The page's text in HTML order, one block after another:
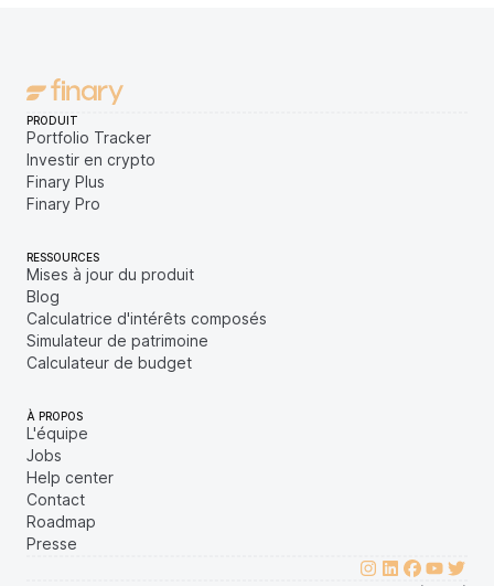
PRODUIT
Portfolio Tracker
Investir en crypto
Finary Plus
Finary Pro
RESSOURCES
Mises à jour du produit
Blog
Calculatrice d'intérêts composés
Simulateur de patrimoine
Calculateur de budget
À PROPOS
L'équipe
Jobs
Help center
Contact
Roadmap
Presse